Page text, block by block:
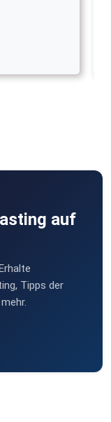
auf
Tipps der